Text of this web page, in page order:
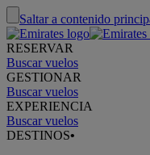
Saltar a contenido
RESERVAR
Buscar vuelos
GESTIONAR
Buscar vuelos
EXPERIENCIA
Buscar vuelos
DESTINOS•